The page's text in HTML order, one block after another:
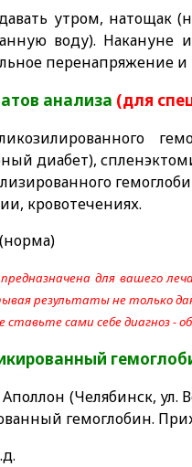
утром, натощак
воду). Накануне
перенапряжение
анализа (для
диабет),
кровотечениях.
для вашего
результаты не только
ставьте сами себе диагноз -
(Челябинск, ул.
гемоглобин.